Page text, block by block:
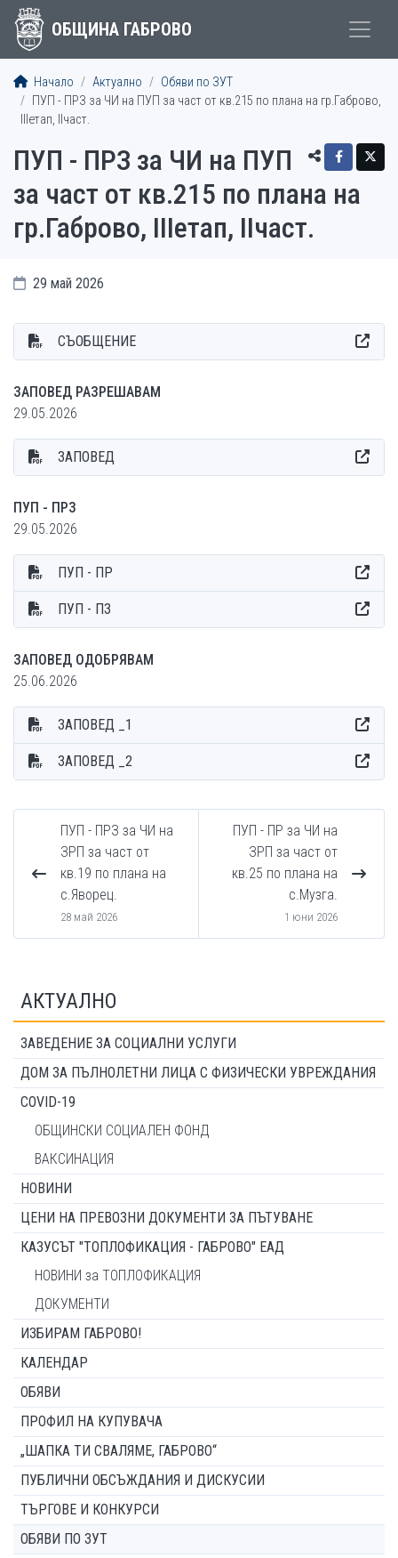
ОБЩИНА ГАБРОВО
Начало Актуално
Обяви по ЗУТ
ПУП - ПРЗ за ЧИ на ПУП за част от кв.215 по плана на гр.Габрово,
IIIетап, IIчаст.
ПУП - ПРЗ за ЧИ на ПУП
за част от кв.215 по плана на
гр.Габрово, IIIетап, IIчаст.
29 май 2026
СЪОБЩЕНИЕ
ЗАПОВЕД РАЗРЕШАВАМ
29.05.2026
ЗАПОВЕД
ПУП - ПРЗ
29.05.2026
ПУП - ПР
ПУП - ПЗ
ЗАПОВЕД ОДОБРЯВАМ
25.06.2026
ЗАПОВЕД _1
ЗАПОВЕД _2
ПУП - ПРЗ за ЧИ на
ЗРП за част от
кв.19 по плана на
с.Яворец.
28 май 2026
ПУП - ПР за ЧИ на
ЗРП за част от
кв.25 по плана на
с.Музга.
1 юни 2026
АКТУАЛНО
ЗАВЕДЕНИЕ ЗА СОЦИАЛНИ УСЛУГИ
ДОМ ЗА ПЪЛНОЛЕТНИ ЛИЦА С ФИЗИЧЕСКИ УВРЕЖДАНИЯ
COVID-19
ОБЩИНСКИ СОЦИАЛЕН ФОНД
ВАКСИНАЦИЯ
НОВИНИ
ЦЕНИ НА ПРЕВОЗНИ ДОКУМЕНТИ ЗА ПЪТУВАНЕ
КАЗУСЪТ "ТОПЛОФИКАЦИЯ - ГАБРОВО" ЕАД
НОВИНИ за ТОПЛОФИКАЦИЯ
ДОКУМЕНТИ
ИЗБИРАМ ГАБРОВО!
КАЛЕНДАР
ОБЯВИ
ПРОФИЛ НА КУПУВАЧА
„ШАПКА ТИ СВАЛЯМЕ, ГАБРОВО“
ПУБЛИЧНИ ОБСЪЖДАНИЯ И ДИСКУСИИ
ТЪРГОВЕ И КОНКУРСИ
ОБЯВИ ПО ЗУТ